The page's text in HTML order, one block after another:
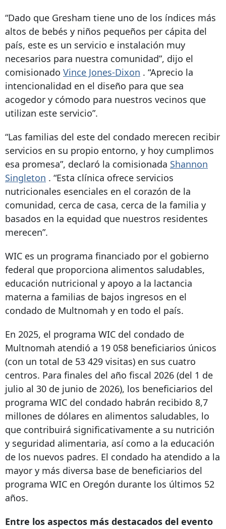
“Dado que Gresham tiene uno de los índices más
altos de bebés y niños pequeños per cápita del
país, este es un servicio e instalación muy
necesarios para nuestra comunidad”, dijo el
comisionado Vince Jones-Dixon . “Aprecio la
intencionalidad en el diseño para que sea
acogedor y cómodo para nuestros vecinos que
utilizan este servicio”.
“Las familias del este del condado merecen recibir
servicios en su propio entorno, y hoy cumplimos
esa promesa”, declaró la comisionada Shannon
Singleton . “Esta clínica ofrece servicios
nutricionales esenciales en el corazón de la
comunidad, cerca de casa, cerca de la familia y
basados ​​en la equidad que nuestros residentes
merecen”.
WIC es un programa financiado por el gobierno
federal que proporciona alimentos saludables,
educación nutricional y apoyo a la lactancia
materna a familias de bajos ingresos en el
condado de Multnomah y en todo el país.
En 2025, el programa WIC del condado de
Multnomah atendió a 19 058 beneficiarios únicos
(con un total de 53 429 visitas) en sus cuatro
centros. Para finales del año fiscal 2026 (del 1 de
julio al 30 de junio de 2026), los beneficiarios del
programa WIC del condado habrán recibido 8,7
millones de dólares en alimentos saludables, lo
que contribuirá significativamente a su nutrición
y seguridad alimentaria, así como a la educación
de los nuevos padres. El condado ha atendido a la
mayor y más diversa base de beneficiarios del
programa WIC en Oregón durante los últimos 52
años.
Entre los aspectos más destacados del evento